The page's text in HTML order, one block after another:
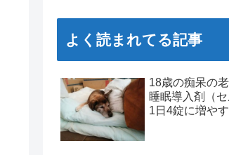
よく読まれてる記事
18歳の痴呆の
睡眠導入剤（
1日4錠に増やす